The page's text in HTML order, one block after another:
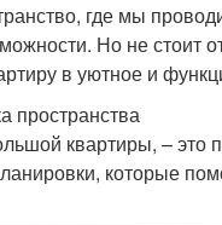
где мы
Но не
в уютное и
пространства
квартиры, – это
которые